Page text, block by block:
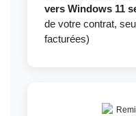
vers Windows 11
de votre contrat,
facturées)